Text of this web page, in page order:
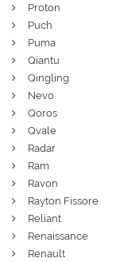
Proton
Puch
Puma
Qiantu
Qingling
Nevo
Qoros
Qvale
Radar
Ram
Ravon
Rayton Fissore
Reliant
Renaissance
Renault